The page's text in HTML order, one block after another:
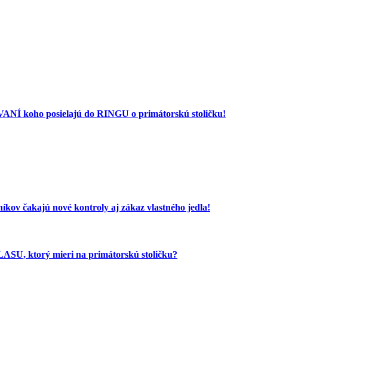
koho posielajú do RINGU o primátorskú stoličku!
čakajú nové kontroly aj zákaz vlastného jedla!
ktorý mieri na primátorskú stoličku?